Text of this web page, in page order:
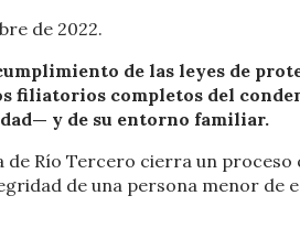
de 2022.
de las leyes de
filiatorios completos del
y de su entorno familiar.
Río Tercero cierra un proceso
de una persona menor de